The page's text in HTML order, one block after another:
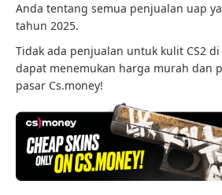
Anda tentang semua penjualan uap
tahun 2025.
Tidak ada penjualan untuk kulit CS2
dapat menemukan harga murah dan
pasar Cs.money!